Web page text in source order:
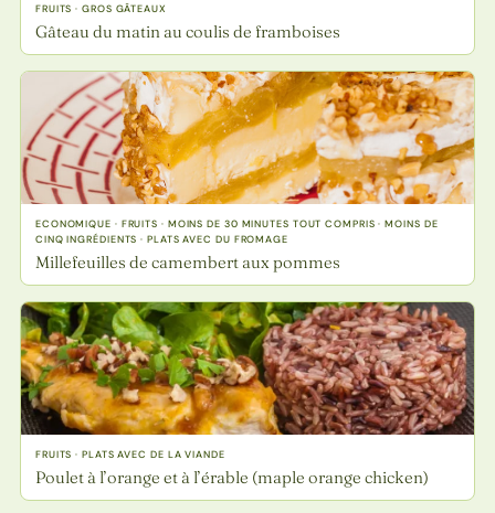
FRUITS · GROS GÂTEAUX
Gâteau du matin au coulis de framboises
ECONOMIQUE · FRUITS · MOINS DE 30 MINUTES TOUT COMPRIS · MOINS DE
CINQ INGRÉDIENTS · PLATS AVEC DU FROMAGE
Millefeuilles de camembert aux pommes
FRUITS · PLATS AVEC DE LA VIANDE
Poulet à l’orange et à l’érable (maple orange chicken)